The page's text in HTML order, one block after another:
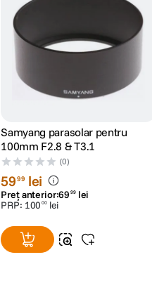
Samyang parasolar pentru
100mm F2.8 & T3.1
(0)
5999 lei
Preț anterior:69 99 lei
PRP: 100 00 lei